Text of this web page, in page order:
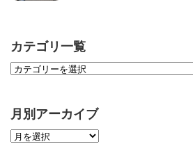
カテゴリ一覧
月別アーカイブ